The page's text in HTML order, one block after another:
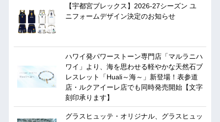
【宇都宮ブレックス】2026-27シーズン ユ
ニフォームデザイン決定のお知らせ
ハワイ発パワーストーン専門店「マルラニハ
ワイ」より、海を思わせる軽やかな天然石ブ
レスレット「Huali～海～」新登場！表参道
店・ルクアイーレ店でも同時発売開始【文字
刻印承ります】
グラスヒュッテ・オリジナル、グラスヒュッ